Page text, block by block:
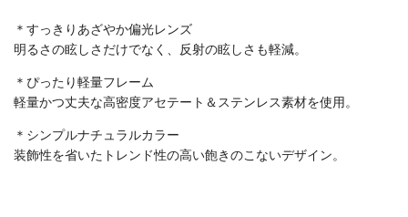
＊すっきりあざやか偏光レンズ
明るさの眩しさだけでなく、反射の眩しさも軽減。
＊ぴったり軽量フレーム
軽量かつ丈夫な高密度アセテート＆ステンレス素材を使用。
＊シンプルナチュラルカラー
装飾性を省いたトレンド性の高い飽きのこないデザイン。